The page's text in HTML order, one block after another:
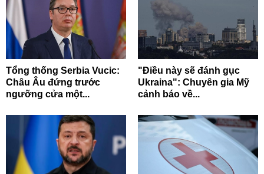
Tổng thống Serbia Vucic:
Châu Âu đứng trước
ngưỡng cửa một...
"Điều này sẽ đánh gục
Ukraina": Chuyên gia Mỹ
cảnh báo về...